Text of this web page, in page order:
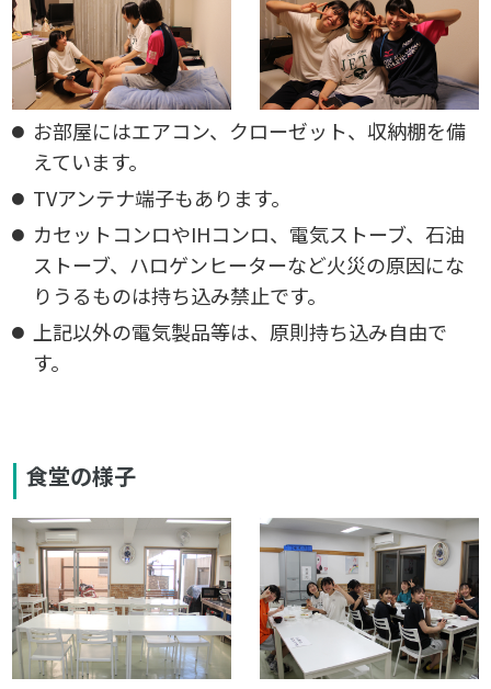
お部屋にはエアコン、クローゼット、収納棚を備
えています。
TVアンテナ端子もあります。
カセットコンロやIHコンロ、電気ストーブ、石油
ストーブ、ハロゲンヒーターなど火災の原因にな
りうるものは持ち込み禁止です。
上記以外の電気製品等は、原則持ち込み自由で
す。
食堂の様子